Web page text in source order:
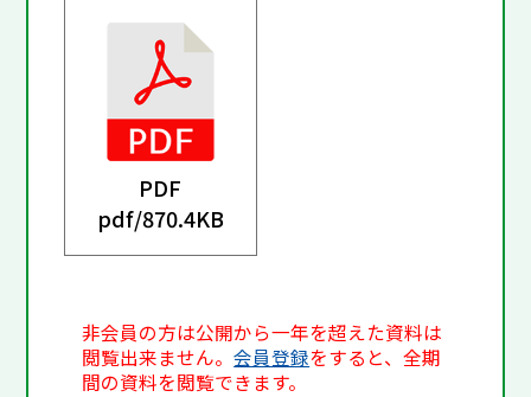
PDF
pdf/870.4KB
非会員の方は公開から一年を超えた資料は
閲覧出来ません。会員登録をすると、全期
間の資料を閲覧できます。